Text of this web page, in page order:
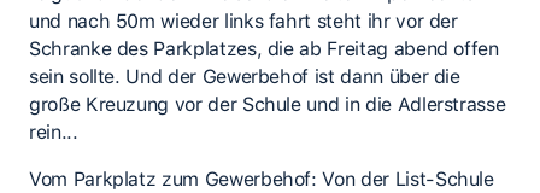
und nach 50m wieder links fahrt steht ihr vor der
Schranke des Parkplatzes, die ab Freitag abend offen
sein sollte. Und der Gewerbehof ist dann über die
große Kreuzung vor der Schule und in die Adlerstrasse
rein...
Vom Parkplatz zum Gewerbehof: Von der List-Schule